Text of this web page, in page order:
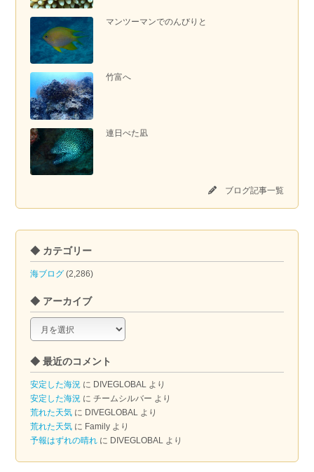
マンツーマンでのんびりと
竹富へ
連日べた凪
ブログ記事一覧
◆ カテゴリー
海ブログ (2,286)
◆ アーカイブ
ア
カ
イ
ブ
◆ 最近のコメント
安定した海況 に DIVEGLOBAL より
安定した海況 にチームシルバー より
荒れた天気 に DIVEGLOBAL より
荒れた天気 に Family より
予報はずれの晴れ に DIVEGLOBAL より